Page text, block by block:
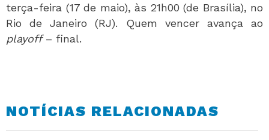
terça-feira (17 de maio), às 21h00 (de Brasília), no
Rio de Janeiro (RJ). Quem vencer avança ao
playoff– final.
NOTÍCIAS RELACIONADAS